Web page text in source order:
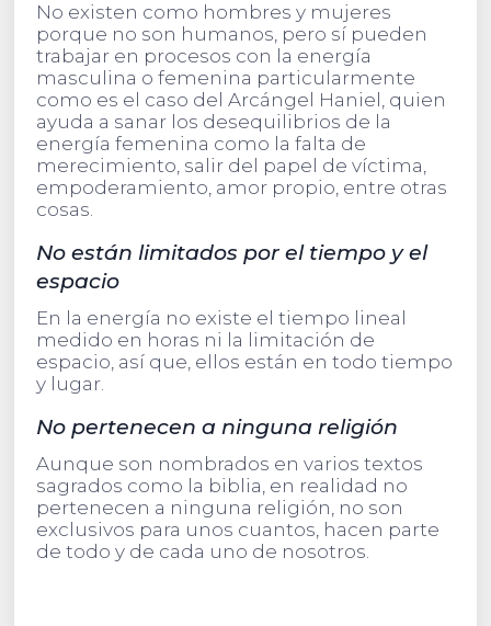
No existen como hombres y mujeres
porque no son humanos, pero sí pueden
trabajar en procesos con la energía
masculina o femenina particularmente
como es el caso del Arcángel Haniel, quien
ayuda a sanar los desequilibrios de la
energía femenina como la falta de
merecimiento, salir del papel de víctima,
empoderamiento, amor propio, entre otras
cosas.
No están limitados por el tiempo y el
espacio
En la energía no existe el tiempo lineal
medido en horas ni la limitación de
espacio, así que, ellos están en todo tiempo
y lugar.
No pertenecen a ninguna religión
Aunque son nombrados en varios textos
sagrados como la biblia, en realidad no
pertenecen a ninguna religión, no son
exclusivos para unos cuantos, hacen parte
de todo y de cada uno de nosotros.